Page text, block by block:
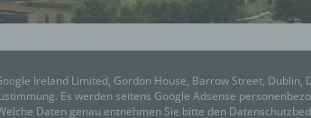
Ireland Limited, Gordon House, Barrow Street, Dublin,
Es werden seitens Google Adsense
Daten genau entnehmen Sie bitte den